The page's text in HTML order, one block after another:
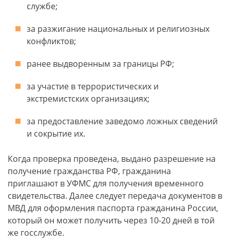
службе;
за разжигание национальных и религиозных
конфликтов;
ранее выдворенным за границы РФ;
за участие в террористических и
экстремистских организациях;
за предоставление заведомо ложных сведений
и сокрытие их.
Когда проверка проведена, выдано разрешение на
получение гражданства РФ, гражданина
приглашают в УФМС для получения временного
свидетельства. Далее следует передача документов в
МВД для оформления паспорта гражданина России,
который он может получить через 10-20 дней в той
же госслужбе.